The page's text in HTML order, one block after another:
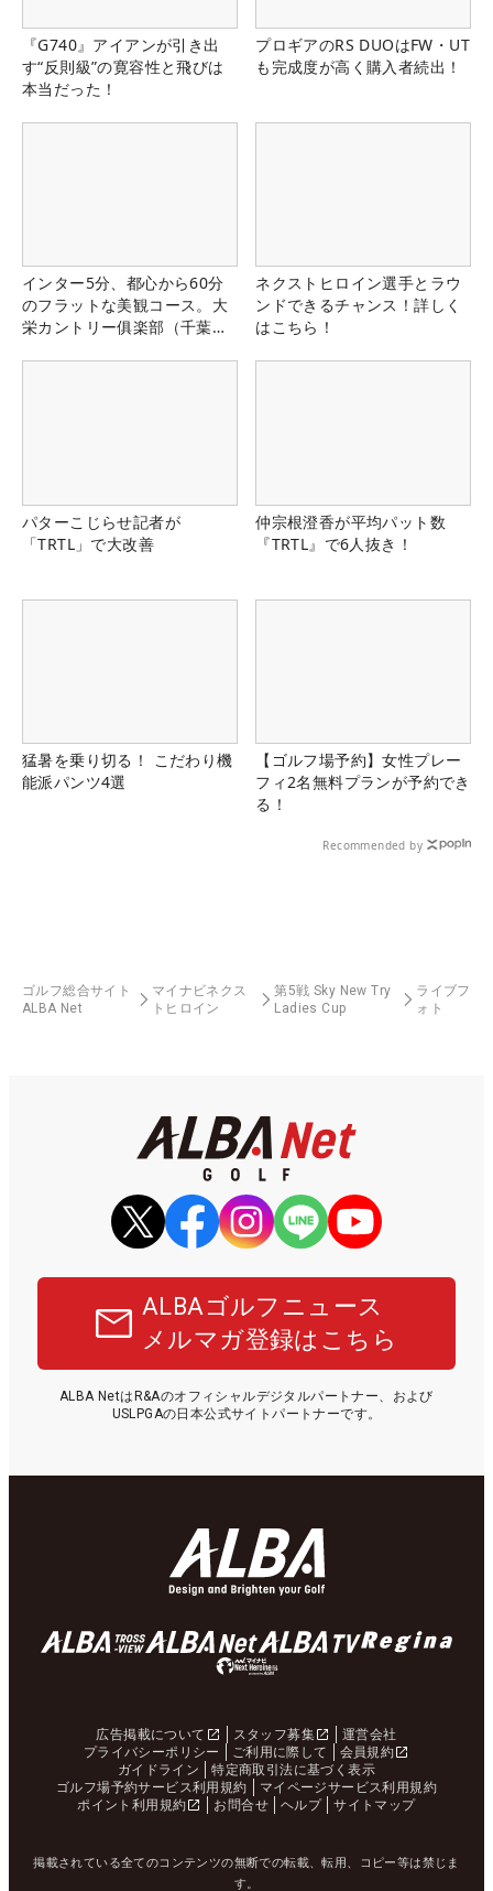
『G740』アイアンが引き出
す“反則級”の寛容性と飛びは
本当だった！
プロギアのRS DUOはFW・UT
も完成度が高く購入者続出！
インター5分、都心から60分
のフラットな美観コース。大
栄カントリー俱楽部（千葉
ネクストヒロイン選手とラウ
ンドできるチャンス！詳しく
はこちら！
パターこじらせ記者が
「TRTL」で大改善
仲宗根澄香が平均パット数
『TRTL』で6人抜き！
猛暑を乗り切る！ こだわり機
能派パンツ4選
【ゴルフ場予約】女性プレー
フィ2名無料プランが予約でき
る！
Recommended by
ゴルフ総合サイト
ALBA Net
マイナビネクス
トヒロイン
第5戦 Sky New Try
Ladies Cup
ライブフ
ォト
ALBAゴルフニュース
メルマガ登録はこちら
ALBA NetはR&Aのオフィシャルデジタルパートナー、および
USLPGAの日本公式サイトパートナーです。
広告掲載について スタッフ募集
運営会社
プライバシーポリシー
ご利用に際して
会員規約
ガイドライン
特定商取引法に基づく表示
ゴルフ場予約サービス利用規約
マイページサービス利用規約
ポイント利用規約
お問合せ ヘルプ サイトマップ
掲載されている全てのコンテンツの無断での転載、転用、コピー等は禁じま
す。